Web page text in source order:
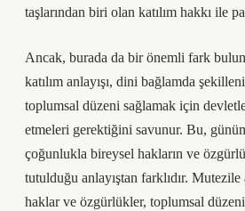
taşlarından biri olan katılım hakkı ile
Ancak, burada da bir önemli fark
katılım anlayışı, dini bağlamda
toplumsal düzeni sağlamak için
etmeleri gerektiğini savunur. Bu,
çoğunlukla bireysel hakların ve
tutulduğu anlayıştan farklıdır. Mutezile
haklar ve özgürlükler, toplumsal